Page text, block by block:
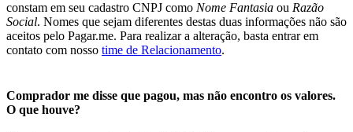
constam em seu cadastro CNPJ como Nome Fantasia ou Razão
Social. Nomes que sejam diferentes destas duas informações não são
aceitos pelo Pagar.me. Para realizar a alteração, basta entrar em
contato com nosso time de Relacionamento.
Comprador me disse que pagou, mas não encontro os valores.
O que houve?